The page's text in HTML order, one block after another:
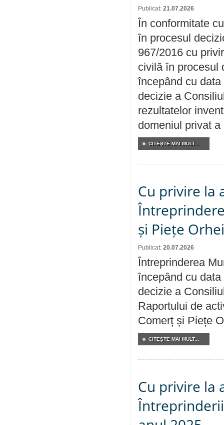
Publicat: 21.07.2026
În conformitate
în procesul
967/2016 cu
civilă în procesul
începând cu
decizie a
rezultatelor
domeniul privat a
CITEŞTE MAI MULT...
Cu privire la
și Piețe
Publicat: 20.07.2026
Întreprinderea
începând cu
decizie a
Raportului de
Comerț și Piețe
CITEŞTE MAI MULT...
Cu privire la